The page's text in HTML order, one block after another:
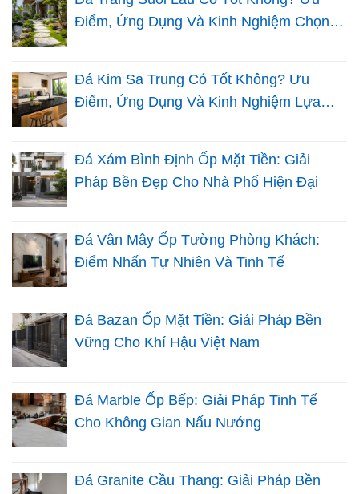
Điểm, Ứng Dụng Và Kinh Nghiệm Chọn
Đá Kim Sa Trung Có Tốt Không? Ưu
Điểm, Ứng Dụng Và Kinh Nghiệm Lựa
Đá Xám Bình Định Ốp Mặt Tiền: Giải
Pháp Bền Đẹp Cho Nhà Phố Hiện Đại
Đá Vân Mây Ốp Tường Phòng Khách:
Điểm Nhấn Tự Nhiên Và Tinh Tế
Đá Bazan Ốp Mặt Tiền: Giải Pháp Bền
Vững Cho Khí Hậu Việt Nam
Đá Marble Ốp Bếp: Giải Pháp Tinh Tế
Cho Không Gian Nấu Nướng
Đá Granite Cầu Thang: Giải Pháp Bền